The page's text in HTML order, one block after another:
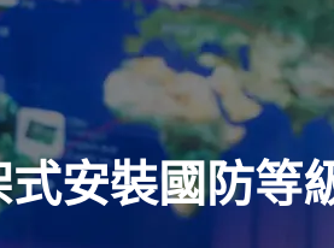
系列 / IP67
等级
裝
顯示器
制器
工業電腦 (電阻觸控)
不銹鋼系列
G-WIN系列 / IP67設計
防爆等级
長條形數位電子看板
邊緣運算人工智慧工業電腦
電腦
醫管等級
倉儲物流解決方案
案 衛生保健解決方案
重工業解決方案
安裝國防等